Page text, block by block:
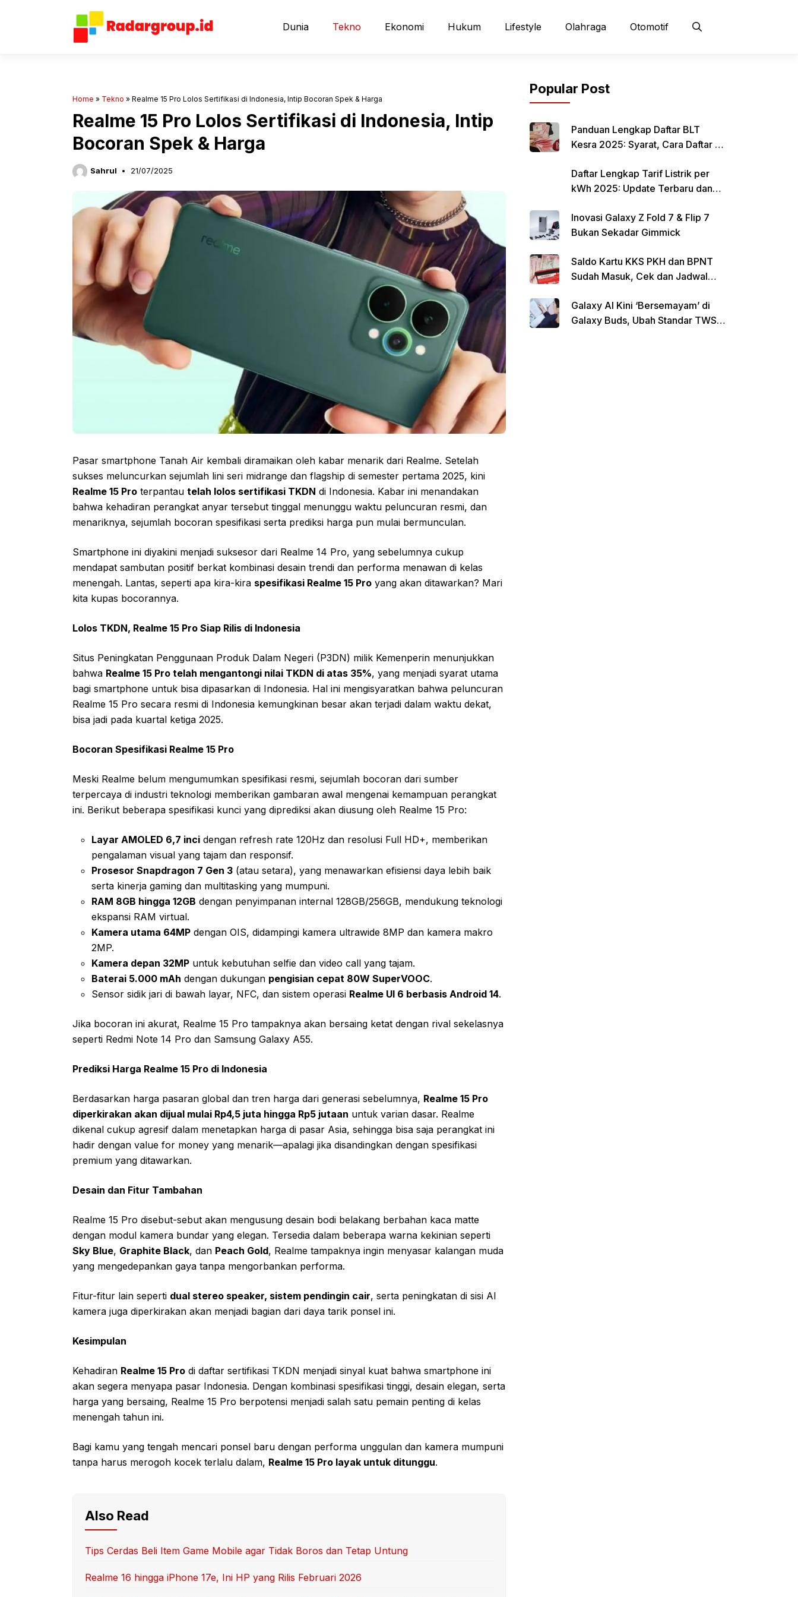
Dunia Tekno Ekonomi Hukum Lifestyle Olahraga Otomotif
Home » Tekno » Realme 15 Pro Lolos Sertifikasi di Indonesia, Intip Bocoran Spek & Harga
Realme 15 Pro Lolos Sertifikasi di Indonesia, Intip
Bocoran Spek & Harga
Sahrul 21/07/2025
Pasar smartphone Tanah Air kembali diramaikan oleh kabar menarik dari Realme. Setelah
sukses meluncurkan sejumlah lini seri midrange dan flagship di semester pertama 2025, kini
Realme 15 Pro terpantau telah lolos sertifikasi TKDN di Indonesia. Kabar ini menandakan
bahwa kehadiran perangkat anyar tersebut tinggal menunggu waktu peluncuran resmi, dan
menariknya, sejumlah bocoran spesifikasi serta prediksi harga pun mulai bermunculan.
Smartphone ini diyakini menjadi suksesor dari Realme 14 Pro, yang sebelumnya cukup
mendapat sambutan positif berkat kombinasi desain trendi dan performa menawan di kelas
menengah. Lantas, seperti apa kira-kira spesifikasi Realme 15 Pro yang akan ditawarkan? Mari
kita kupas bocorannya.
Lolos TKDN, Realme 15 Pro Siap Rilis di Indonesia
Situs Peningkatan Penggunaan Produk Dalam Negeri (P3DN) milik Kemenperin menunjukkan
bahwa Realme 15 Pro telah mengantongi nilai TKDN di atas 35%, yang menjadi syarat utama
bagi smartphone untuk bisa dipasarkan di Indonesia. Hal ini mengisyaratkan bahwa peluncuran
Realme 15 Pro secara resmi di Indonesia kemungkinan besar akan terjadi dalam waktu dekat,
bisa jadi pada kuartal ketiga 2025.
Bocoran Spesifikasi Realme 15 Pro
Meski Realme belum mengumumkan spesifikasi resmi, sejumlah bocoran dari sumber
terpercaya di industri teknologi memberikan gambaran awal mengenai kemampuan perangkat
ini. Berikut beberapa spesifikasi kunci yang diprediksi akan diusung oleh Realme 15 Pro:
Layar AMOLED 6,7 inci dengan refresh rate 120Hz dan resolusi Full HD+, memberikan
pengalaman visual yang tajam dan responsif.
Prosesor Snapdragon 7 Gen 3 (atau setara), yang menawarkan efisiensi daya lebih baik
serta kinerja gaming dan multitasking yang mumpuni.
RAM 8GB hingga 12GB dengan penyimpanan internal 128GB/256GB, mendukung teknologi
ekspansi RAM virtual.
Kamera utama 64MP dengan OIS, didampingi kamera ultrawide 8MP dan kamera makro
2MP.
Kamera depan 32MP untuk kebutuhan selfie dan video call yang tajam.
Baterai 5.000 mAh dengan dukungan pengisian cepat 80W SuperVOOC.
Sensor sidik jari di bawah layar, NFC, dan sistem operasi Realme UI 6 berbasis Android 14.
Jika bocoran ini akurat, Realme 15 Pro tampaknya akan bersaing ketat dengan rival sekelasnya
seperti Redmi Note 14 Pro dan Samsung Galaxy A55.
Prediksi Harga Realme 15 Pro di Indonesia
Berdasarkan harga pasaran global dan tren harga dari generasi sebelumnya, Realme 15 Pro
diperkirakan akan dijual mulai Rp4,5 juta hingga Rp5 jutaan untuk varian dasar. Realme
dikenal cukup agresif dalam menetapkan harga di pasar Asia, sehingga bisa saja perangkat ini
hadir dengan value for money yang menarik—apalagi jika disandingkan dengan spesifikasi
premium yang ditawarkan.
Desain dan Fitur Tambahan
Realme 15 Pro disebut-sebut akan mengusung desain bodi belakang berbahan kaca matte
dengan modul kamera bundar yang elegan. Tersedia dalam beberapa warna kekinian seperti
Sky Blue, Graphite Black, dan Peach Gold, Realme tampaknya ingin menyasar kalangan muda
yang mengedepankan gaya tanpa mengorbankan performa.
Fitur-fitur lain seperti dual stereo speaker, sistem pendingin cair, serta peningkatan di sisi AI
kamera juga diperkirakan akan menjadi bagian dari daya tarik ponsel ini.
Kesimpulan
Kehadiran Realme 15 Pro di daftar sertifikasi TKDN menjadi sinyal kuat bahwa smartphone ini
akan segera menyapa pasar Indonesia. Dengan kombinasi spesifikasi tinggi, desain elegan, serta
harga yang bersaing, Realme 15 Pro berpotensi menjadi salah satu pemain penting di kelas
menengah tahun ini.
Bagi kamu yang tengah mencari ponsel baru dengan performa unggulan dan kamera mumpuni
tanpa harus merogoh kocek terlalu dalam, Realme 15 Pro layak untuk ditunggu.
Also Read
Tips Cerdas Beli Item Game Mobile agar Tidak Boros dan Tetap Untung
Realme 16 hingga iPhone 17e, Ini HP yang Rilis Februari 2026
Popular Post
Panduan Lengkap Daftar BLT
Kesra 2025: Syarat, Cara Daftar &
Daftar Lengkap Tarif Listrik per
kWh 2025: Update Terbaru dan
Inovasi Galaxy Z Fold 7 & Flip 7
Bukan Sekadar Gimmick
Saldo Kartu KKS PKH dan BPNT
Sudah Masuk, Cek dan Jadwal
Galaxy AI Kini ‘Bersemayam’ di
Galaxy Buds, Ubah Standar TWS